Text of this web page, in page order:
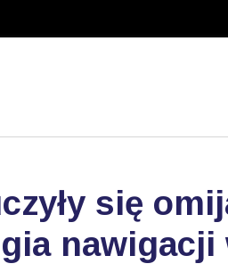
się
nawigacji